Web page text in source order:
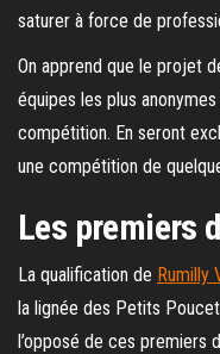
saturer à force de
On apprend que le projet
équipes les plus
compétition. En seront
une compétition de
Les premiers
La qualification de Rumilly
la lignée des Petits
l’opposé de ces premiers